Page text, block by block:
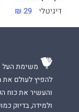
דיגיטלי 29 ₪
משימת העל
להפיץ לעולם את
והעשיר את כוח
ולמידה, בדיוק